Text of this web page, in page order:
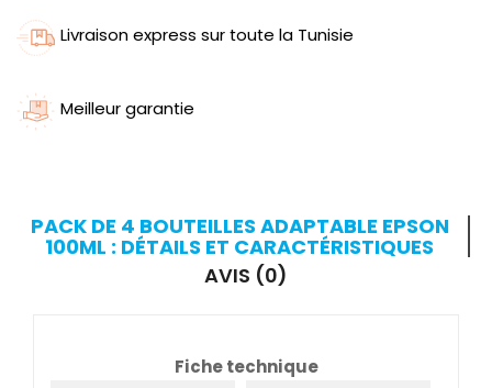
Livraison express sur toute la Tunisie
Meilleur garantie
PACK DE 4 BOUTEILLES ADAPTABLE EPSON
100ML : DÉTAILS ET CARACTÉRISTIQUES
AVIS (0)
Fiche technique